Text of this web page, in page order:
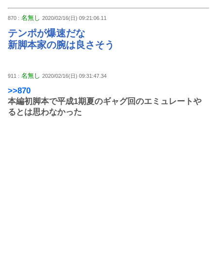
870 : 名無し 2020/02/16(日) 09:21:06.11
テンポが爆速だな
新脚本家の腕は良さそう
911 : 名無し 2020/02/16(日) 09:31:47.34
>>870
本編初脚本で平成1期夏のギャグ回のエミュレートや
るとは思わなかった